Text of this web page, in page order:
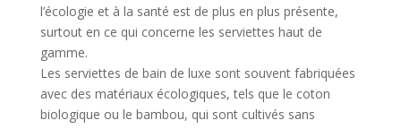
l’écologie et à la santé est de plus en plus présente,
surtout en ce qui concerne les serviettes haut de
gamme.
Les serviettes de bain de luxe sont souvent fabriquées
avec des matériaux écologiques, tels que le coton
biologique ou le bambou, qui sont cultivés sans